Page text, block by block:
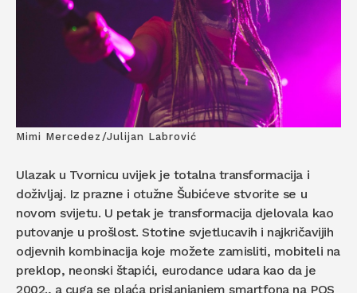
Mimi Mercedez/Julijan Labrović
Ulazak u Tvornicu uvijek je totalna transformacija i
doživljaj. Iz prazne i otužne Šubićeve stvorite se u
novom svijetu. U petak je transformacija djelovala kao
putovanje u prošlost. Stotine svjetlucavih i najkričavijih
odjevnih kombinacija koje možete zamisliti, mobiteli na
preklop, neonski štapići, eurodance udara kao da je
2002., a cuga se plaća prislanjanjem smartfona na POS